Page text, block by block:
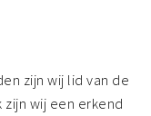
zijn wij lid van de
wij een erkend